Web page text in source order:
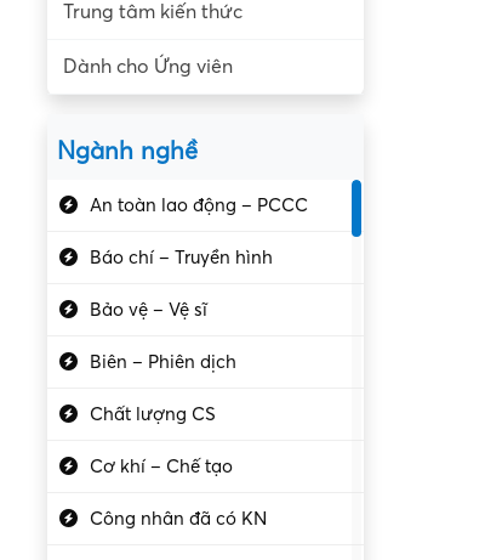
Trung tâm kiến thức
Dành cho Ứng viên
Ngành nghề
An toàn lao động – PCCC
Báo chí – Truyền hình
Bảo vệ – Vệ sĩ
Biên – Phiên dịch
Chất lượng CS
Cơ khí – Chế tạo
Công nhân đã có KN